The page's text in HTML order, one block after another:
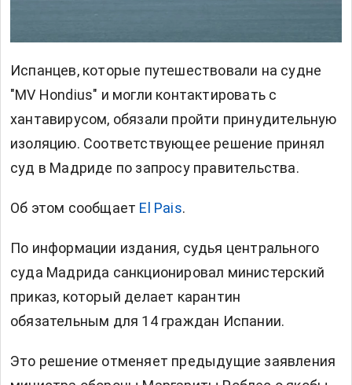
Испанцев, которые путешествовали на судне
"MV Hondius" и могли контактировать с
хантавирусом, обязали пройти принудительную
изоляцию. Соответствующее решение принял
суд в Мадриде по запросу правительства.
Об этом сообщает El Pais.
По информации издания, судья центрального
суда Мадрида санкционировал министерский
приказ, который делает карантин
обязательным для 14 граждан Испании.
Это решение отменяет предыдущие заявления